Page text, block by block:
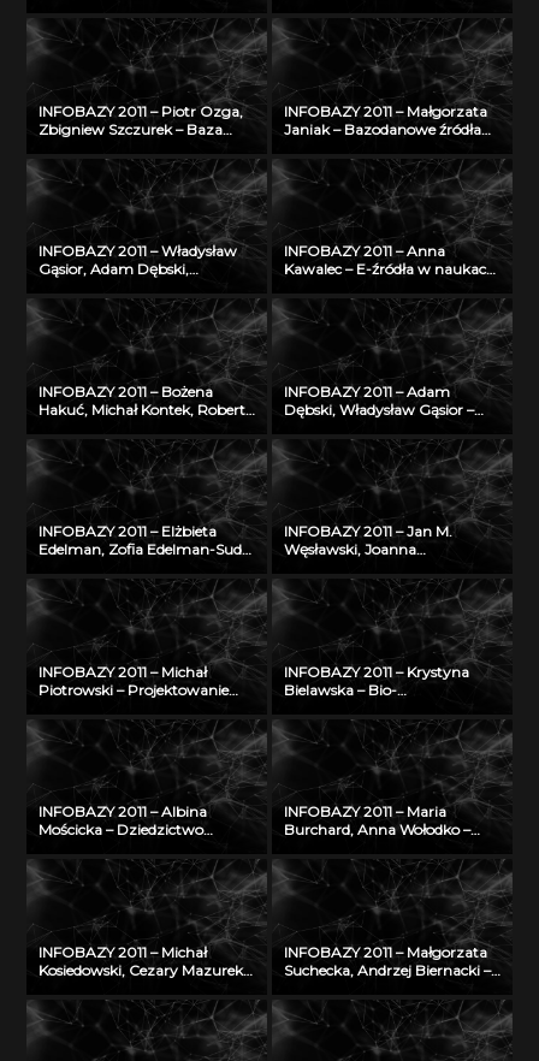
informatyczna do
efektywnego zarządzania
wiedzą i badaniami
naukowymi w IMP w Łodzi
Repozytorium Cyfrowe
Instytutów Naukowych – coś
więcej niż Biblioteka Cyfrowa
INFOBAZY 2011 – Piotr Ozga,
Zbigniew Szczurek – Baza
Budowlanej – udostępnienie
potencjału naukowego ITB
nauce i gospodarce
INFOBAZY 2011 – Małgorzata
Janiak – Bazodanowe źródła
przyrodniczych
INFOBAZY 2011 – Władysław
Gąsior, Adam Dębski,
bazy danych SURDAT
właściwości
fizykochemicznych metali i
stopów
INFOBAZY 2011 – Anna
Kawalec – E-źródła w naukach
kryteria doboru i oceny jakości
w kontekście tworzenia baz
INFOBAZY 2011 – Bożena
Hakuć, Michał Kontek, Robert
portal wiedzy, czyli co
możemy znaleźć w
Pomorskiej Bibliotece Cyfrowej
INFOBAZY 2011 – Adam
Dębski, Władysław Gąsior –
eksperymentalnych danych
termodynamicznych układu
Li-Si
INFOBAZY 2011 – Elżbieta
Edelman, Zofia Edelman-Sudoł
MORSKICH PUBLIKACJI –
realizacja, stan obecny i
przyszłość
INFOBAZY 2011 – Jan M.
Węsławski, Joanna
przestrzenne w morzu –
problem dostępu do danych
INFOBAZY 2011 – Michał
Piotrowski – Projektowanie
oceanograficznych danych
modelowych w warunkach
ograniczonych zasobów
INFOBAZY 2011 – Krystyna
Bielawska – Bio-
Jagiellońskiej dotycząca
Polaków XX i XXI wieku –
historia i stan obecny
INFOBAZY 2011 – Albina
Mościcka – Dziedzictwo
przykładzie aplikacji
GEOHeritage
INFOBAZY 2011 – Maria
Burchard, Anna Wołodko –
cyfrowej
INFOBAZY 2011 – Michał
Kosiedowski, Cezary Mazurek,
Stroiński, Karol Szymański, Jan
Węglarz, Kacper Zdanowicz –
Raportowanie do regionalnego
INFOBAZY 2011 – Małgorzata
Suchecka, Andrzej Biernacki –
wiedzy w zakresie
bezpieczeństwa i ochrony
człowieka w środowisku pracy